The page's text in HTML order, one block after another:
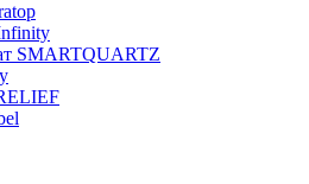
SMARTQUARTZ